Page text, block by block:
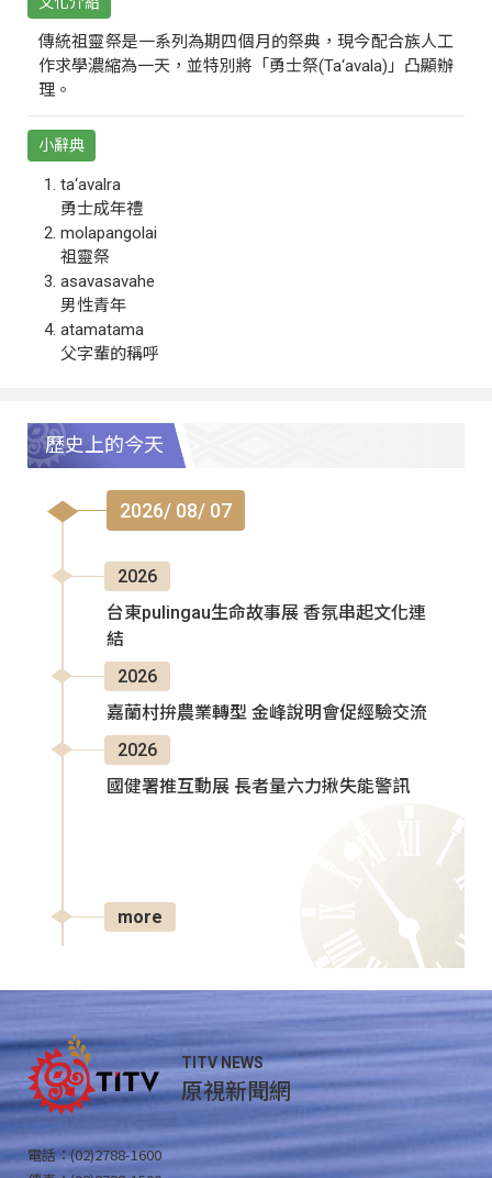
傳統祖靈祭是一系列為期四個月的祭典，現今配合族人工
作求學濃縮為一天，並特別將「勇士祭(Ta‘avala)」凸顯辦
理。
小辭典
ta‘avalra
勇士成年禮
molapangolai
祖靈祭
asavasavahe
男性青年
atamatama
父字輩的稱呼
歷史上的今天
2026/ 08/ 07
2026
台東pulingau生命故事展 香氛串起文化連
結
2026
嘉蘭村拚農業轉型 金峰說明會促經驗交流
2026
國健署推互動展 長者量六力揪失能警訊
more
TITV NEWS
原視新聞網
電話：(02)2788-1600